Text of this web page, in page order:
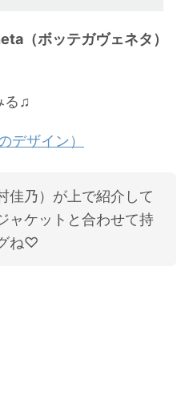
（ボッテガヴェネタ）
る♫
ザイン）
佳乃）が上で紹介して
ャケットと合わせて持
ね♡